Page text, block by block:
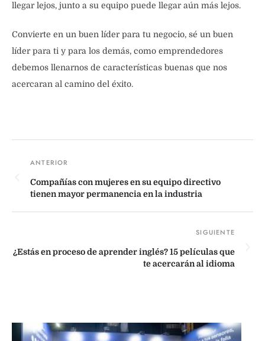
llegar lejos, junto a su equipo puede llegar aún más lejos.
Convierte en un buen líder para tu negocio, sé un buen
líder para ti y para los demás, como emprendedores
debemos llenarnos de características buenas que nos
acercaran al camino del éxito.
Compañías con mujeres en su equipo directivo
tienen mayor permanencia en la industria
¿Estás en proceso de aprender inglés? 15 películas que
te acercarán al idioma